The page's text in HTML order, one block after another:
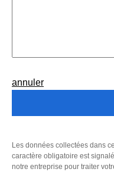
annuler
Les données collectées dans
caractère obligatoire est
notre entreprise pour traiter